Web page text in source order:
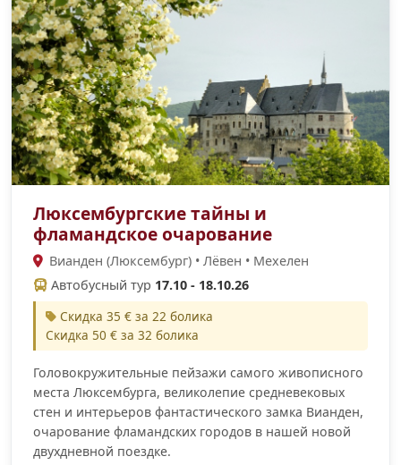
Люксембургские тайны и
фламандское очарование
Вианден (Люксембург) • Лёвен • Мехелен
Автобусный тур 17.10 - 18.10.26
Скидка 35 € за 22 болика
Скидка 50 € за 32 болика
Головокружительные пейзажи самого живописного
места Люксембурга, великолепие средневековых
стен и интерьеров фантастического замка Вианден,
очарование фламандских городов в нашей новой
двухдневной поездке.